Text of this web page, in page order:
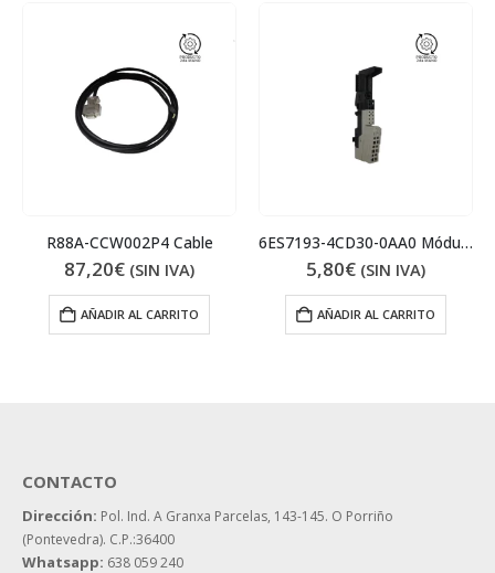
R88A-CCW002P4 Cable
87,20€ (SIN IVA)
AÑADIR AL CARRITO
6ES7193-4CD30-0AA0 Módulos de terminales
5,80€ (SIN IVA)
AÑADIR AL CARRITO
CONTACTO
Dirección: Pol. Ind. A Granxa Parcelas, 143-145. O Porriño
(Pontevedra). C.P.:36400
Whatsapp: 638 059 240